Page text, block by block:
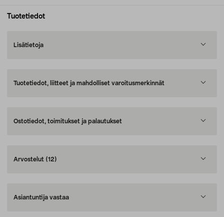
Tuotetiedot
Lisätietoja
Tuotetiedot, liitteet ja mahdolliset varoitusmerkinnät
Ostotiedot, toimitukset ja palautukset
Arvostelut (12)
Asiantuntija vastaa